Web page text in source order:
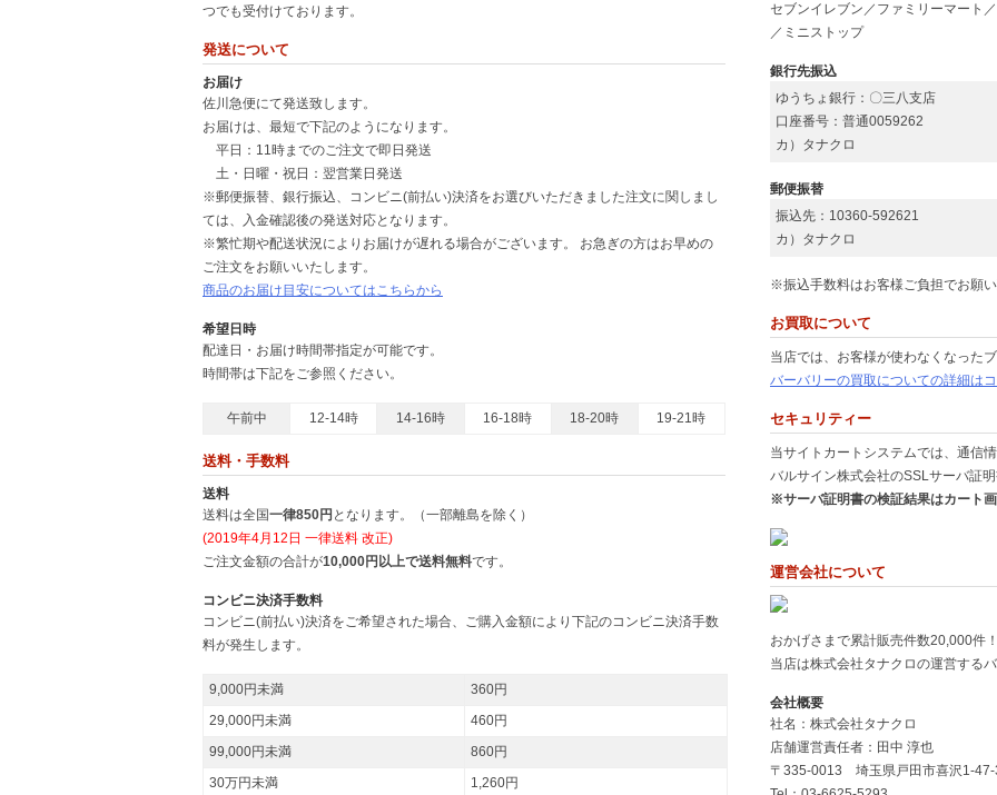
バーバリーの通販サイトや買取サイトを運営するタナクロでは、登山用品やキャンプ、アウトドア用品の専門買取サービス『マウンテンシティ』も姉妹サ
買取や、店頭での買取も行っており、たくさんの方にお使い頂いております。登山、キャンプ、アウトドア用品で不要なものがございましたらぜひ
ださい。
また、BBLSHOPを運営しているタナクロではオールジャンルの商材の宅配買取専門サービスも行っております。こちらはブランド品や、時計、貴金属宝
行っております。自宅にいて簡単申し込みが完了し、宅配買取キットに詰めて送り返すだけの便利なサービスです。ぜひ宅配買取専門『ウレル』
さらに２０１７年にスタートした電動工具などの買取サイトもご紹介いたします。バッテリーやハンドツール、工具箱などを積極的に買取させていただくサ
人さんがいらっしゃいましたら是非、電動工具の買取『工具男子』をご活用いただけますと幸いです。壊れた工具も、汚れた電動工具も買取対象でございま
つでも受付けております。
発送について
お届け
佐川急便にて発送致します。
お届けは、最短で下記のようになります。
平日：11時までのご注文で即日発送
土・日曜・祝日：翌営業日発送
※郵便振替、銀行振込、コンビニ(前払い)決済をお選びいただきました注文に関しまし
ては、入金確認後の発送対応となります。
※繁忙期や配送状況によりお届けが遅れる場合がございます。 お急ぎの方はお早めの
ご注文をお願いいたします。
商品のお届け目安についてはこちらから
希望日時
配達日・お届け時間帯指定が可能です。
時間帯は下記をご参照ください。
午前中 12-14時 14-16時 16-18時 18-20時 19-21時
送料・手数料
送料
送料は全国一律850円 となります。（一部離島を除く）
(2019年4月12日 一律送料 改正)
ご注文金額の合計が10,000円以上で送料無料です。
コンビニ決済手数料
コンビニ(前払い)決済をご希望された場合、ご購入金額により下記のコンビニ決済手数
料が発生します。
9,000円未満
360円
29,000円未満
460円
99,000円未満
860円
30万円未満
1,260円
セブンイレブン／ファミリーマート
／ミニストップ
銀行先振込
ゆうちょ銀行：〇三八支店
口座番号：普通0059262
カ）タナクロ
郵便振替
振込先：10360-592621
カ）タナクロ
※振込手数料はお客様ご負担でお願い
お買取について
当店では、お客様が使わなくなった
バーバリーの買取についての詳細は
セキュリティー
当サイトカートシステムでは、通信
バルサイン株式会社のSSLサーバ証明
※サーバ証明書の検証結果はカート画
運営会社について
おかげさまで累計販売件数20,000件
当店は株式会社タナクロの運営する
会社概要
社名：株式会社タナクロ
店舗運営責任者：田中 淳也
〒335-0013 埼玉県戸田市喜沢1-47-